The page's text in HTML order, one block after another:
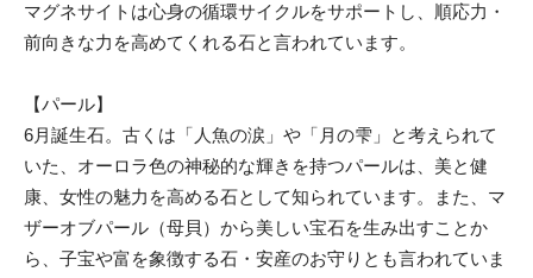
マグネサイトは心身の循環サイクルをサポートし、順応力・
前向きな力を高めてくれる石と言われています。
【パール】
6月誕生石。古くは「人魚の涙」や「月の雫」と考えられて
いた、オーロラ色の神秘的な輝きを持つパールは、美と健
康、女性の魅力を高める石として知られています。また、マ
ザーオブパール（母貝）から美しい宝石を生み出すことか
ら、子宝や富を象徴する石・安産のお守りとも言われていま